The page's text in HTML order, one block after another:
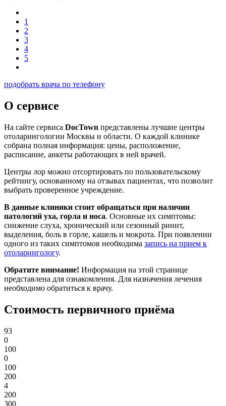
1
2
3
4
5
подобрать врача по телефону
О сервисе
На сайте сервиса DocTown представлены лучшие центры
отоларингологии Москвы и области. О каждой клинике
собрана полная информация: цены, расположение,
расписание, анкеты работающих в ней врачей.
Центры лор можно отсортировать по пользовательскому
рейтингу, основанному на отзывах пациентах, что позволит
выбрать проверенное учреждение.
В данные клиники стоит обращаться при наличии
патологий уха, горла и носа. Основные их симптомы:
снижение слуха, хронический или сезонный ринит,
выделения, боль в горле, кашель и мокрота. При появлении
одного из таких симптомов необходима запись на прием к
отоларингологу.
Обратите внимание! Информация на этой странице
представлена для ознакомления. Для назначения лечения
необходимо обратиться к врачу.
Стоимость первичного приёма
93
0
100
0
100
200
4
200
300